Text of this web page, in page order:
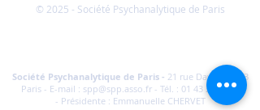
© 2025 - Société Psychanalytique de Paris
Société Psychanalytique de Paris- 21 rue Daviel 75013
Paris - E-mail : spp@spp.asso.fr- Tél. : 01 43 29 66 70
- Présidente : Emmanuelle CHERVET